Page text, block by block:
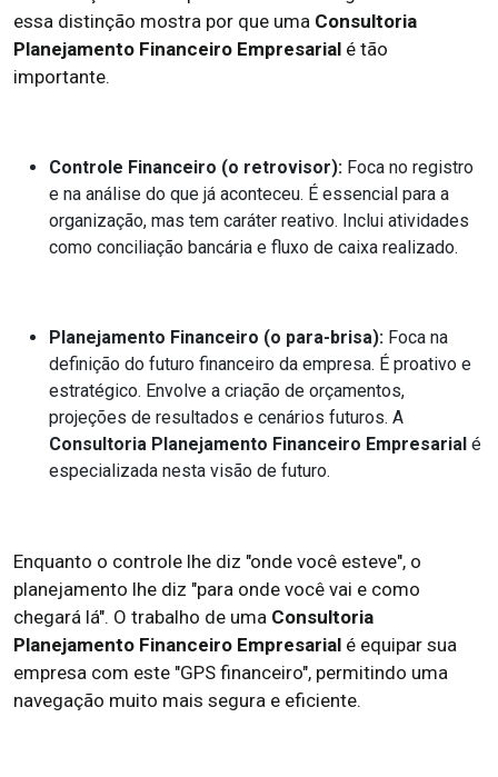
essa distinção mostra por que uma Consultoria
Planejamento Financeiro Empresarial é tão
importante.
Controle Financeiro (o retrovisor): Foca no registro
e na análise do que já aconteceu. É essencial para a
organização, mas tem caráter reativo. Inclui atividades
como conciliação bancária e fluxo de caixa realizado.
Planejamento Financeiro (o para-brisa): Foca na
definição do futuro financeiro da empresa. É proativo e
estratégico. Envolve a criação de orçamentos,
projeções de resultados e cenários futuros. A
Consultoria Planejamento Financeiro Empresarial é
especializada nesta visão de futuro.
Enquanto o controle lhe diz "onde você esteve", o
planejamento lhe diz "para onde você vai e como
chegará lá". O trabalho de uma Consultoria
Planejamento Financeiro Empresarial é equipar sua
empresa com este "GPS financeiro", permitindo uma
navegação muito mais segura e eficiente.